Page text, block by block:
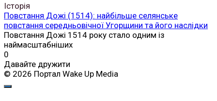
Історія
Повстання Дожі (1514): найбільше селянське
повстання середньовічної Угорщини та його наслідки
Повстання Дожі 1514 року стало одним із
наймасштабніших
0
Давайте дружити
© 2026 Портал Wake Up Media